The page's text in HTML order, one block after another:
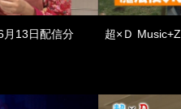
13日配信分 超×Ｄ